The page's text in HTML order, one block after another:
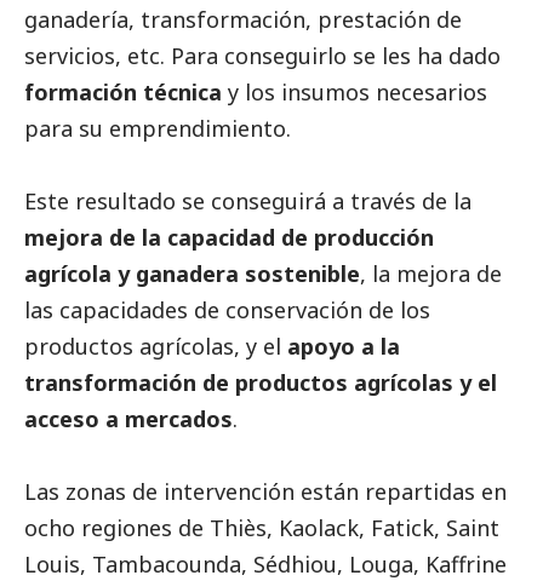
ganadería, transformación, prestación de
servicios, etc. Para conseguirlo se les ha dado
formación técnica y los insumos necesarios
para su emprendimiento.
Este resultado se conseguirá a través de la
mejora de la capacidad de producción
agrícola y ganadera sostenible, la mejora de
las capacidades de conservación de los
productos agrícolas, y el apoyo a la
transformación de productos agrícolas y el
acceso a mercados.
Las zonas de intervención están repartidas en
ocho regiones de Thiès, Kaolack, Fatick, Saint
Louis, Tambacounda, Sédhiou, Louga, Kaffrine